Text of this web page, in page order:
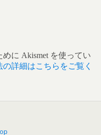
に Akismet を使ってい
詳細はこちらをご覧く